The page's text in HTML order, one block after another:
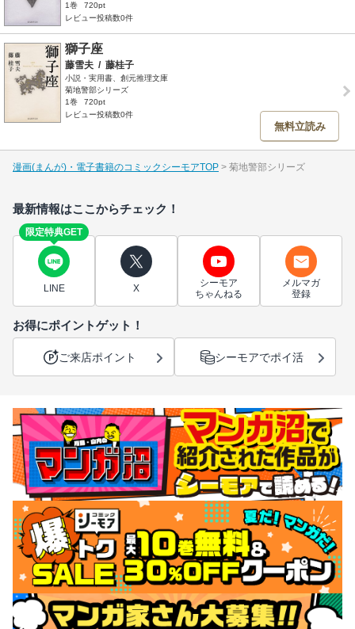
1巻
720pt
レビュー投稿数0件
獅子座
藤雪夫 / 藤桂子
小説・実用書、創元推理文庫
菊地警部シリーズ
1巻
720pt
レビュー投稿数0件
無料立読み
漫画(まんが)・電子書籍のコミックシーモアTOP 菊地警部シリーズ
最新情報はここからチェック！
限定特典GET
LINE X
シーモア
ちゃんねる
メルマガ
登録
お得にポイントゲット！
ご来店ポイント シーモアでポイ活